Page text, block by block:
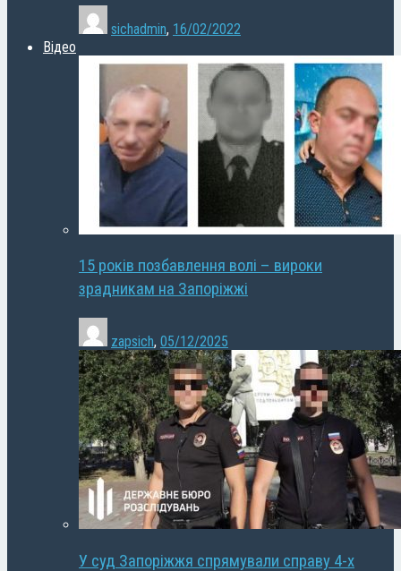
sichadmin, 16/02/2022
Відео
15 років позбавлення волі – вироки
зрадникам на Запоріжжі
zapsich, 05/12/2025
У суд Запоріжжя спрямували справу 4-х